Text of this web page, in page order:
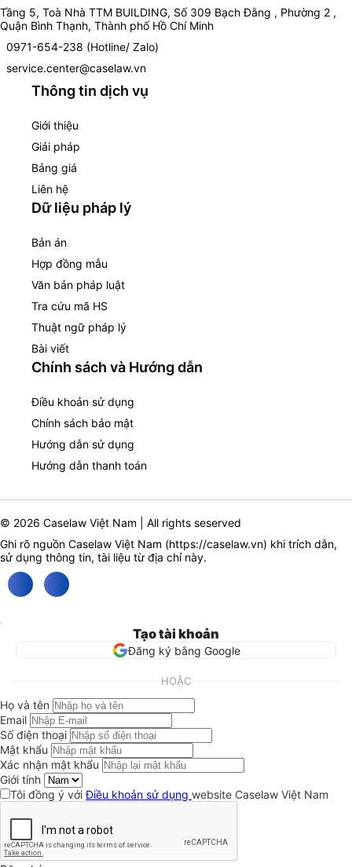
Tầng 5, Toà Nhà TTM BUILDING, Số 309 Bạch Đằng , Phường 2 ,
Quận Bình Thạnh, Thành phố Hồ Chí Minh
0971-654-238 (Hotline/ Zalo)
service.center@caselaw.vn
Thông tin dịch vụ
Giới thiệu
Giải pháp
Bảng giá
Liên hệ
Dữ liệu pháp lý
Bản án
Hợp đồng mẫu
Văn bản pháp luật
Tra cứu mã HS
Thuật ngữ pháp lý
Bài viết
Chính sách và Hướng dẫn
Điều khoản sử dụng
Chính sách bảo mật
Hướng dẫn sử dụng
Hướng dẫn thanh toán
© 2026 Caselaw Việt Nam | All rights seserved
Ghi rõ nguồn Caselaw Việt Nam (https://caselaw.vn) khi trích dẫn,
sử dụng thông tin, tài liệu từ địa chỉ này.
Tạo tài khoản
Đăng ký bằng Google
HOẶC
Họ và tên
Email
Số điện thoại
Mật khẩu
Xác nhận mật khẩu
Giới tính
Tôi đồng ý vớiĐiều khoản sử dụng website Caselaw Việt Nam